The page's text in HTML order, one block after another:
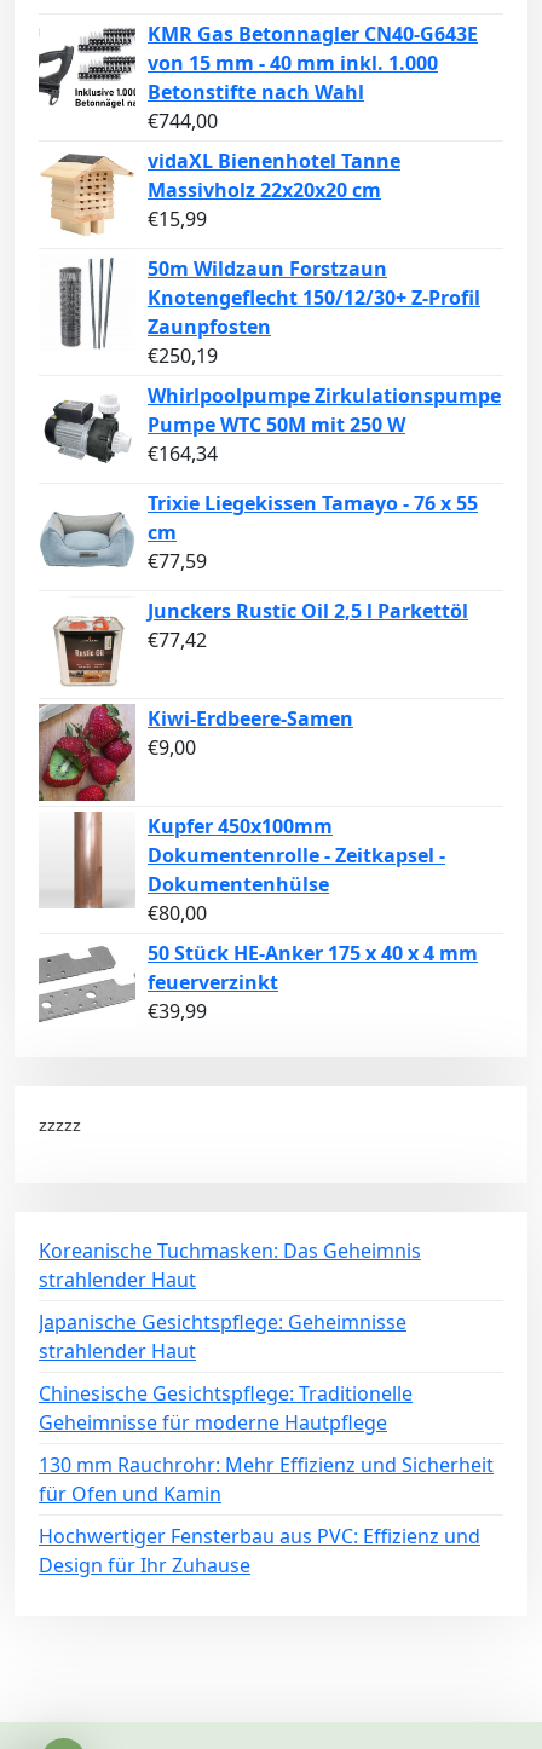
KMR Gas Betonnagler CN40-G643E
von 15 mm - 40 mm inkl. 1.000
Betonstifte nach Wahl
€744,00
vidaXL Bienenhotel Tanne
Massivholz 22x20x20 cm
€15,99
50m Wildzaun Forstzaun
Knotengeflecht 150/12/30+ Z-Profil
Zaunpfosten
€250,19
Whirlpoolpumpe Zirkulationspumpe
Pumpe WTC 50M mit 250 W
€164,34
Trixie Liegekissen Tamayo - 76 x 55
cm
€77,59
Junckers Rustic Oil 2,5 l Parkettöl
€77,42
Kiwi-Erdbeere-Samen
€9,00
Kupfer 450x100mm
Dokumentenrolle - Zeitkapsel -
Dokumentenhülse
€80,00
50 Stück HE-Anker 175 x 40 x 4 mm
feuerverzinkt
€39,99
zzzzz
Koreanische Tuchmasken: Das Geheimnis
strahlender Haut
Japanische Gesichtspflege: Geheimnisse
strahlender Haut
Chinesische Gesichtspflege: Traditionelle
Geheimnisse für moderne Hautpflege
130 mm Rauchrohr: Mehr Effizienz und Sicherheit
für Ofen und Kamin
Hochwertiger Fensterbau aus PVC: Effizienz und
Design für Ihr Zuhause